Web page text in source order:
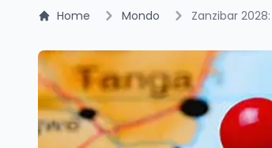
Home Mondo